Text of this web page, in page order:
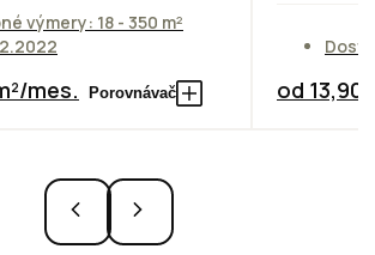
výmery: 18 - 350 m²
mes. Porovnávač od 13,90